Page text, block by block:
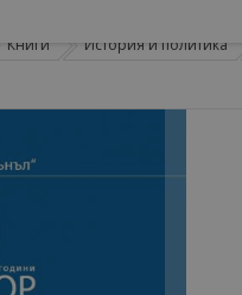
Книги История и политика